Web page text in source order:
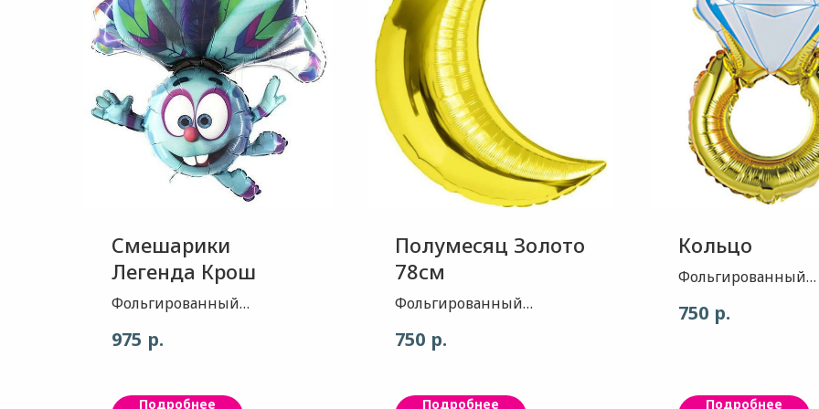
Смешарики
Легенда Крош
Фольгированный
прекрасно подходит для
праздников, а также
975 р.
Подробнее
Полумесяц Золото
78см
Фольгированный
прекрасно подходит для
праздников, а также
750 р.
Подробнее
Кольцо
Фольгированный
прекрасно
750 р.
Подробнее